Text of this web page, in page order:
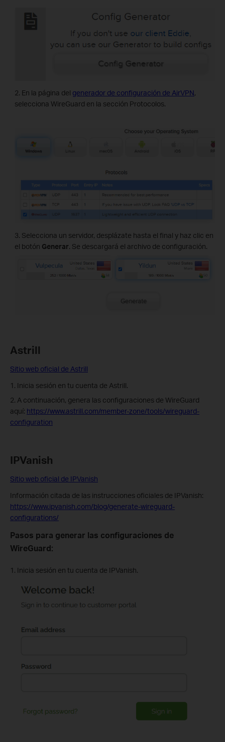
2. En la página del generador de configuración de AirVPN,
selecciona WireGuard en la sección Protocolos.
3. Selecciona un servidor, desplázate hasta el final y haz clic en
el botón Generar. Se descargará el archivo de configuración.
Astrill
Sitio web oficial de Astrill
1. Inicia sesión en tu cuenta de Astrill.
2. A continuación, genera las configuraciones de WireGuard
aquí: https://www.astrill.com/member-zone/tools/wireguard-
configuration
IPVanish
Sitio web oficial de IPVanish
Información citada de las instrucciones oficiales de IPVanish:
https://www.ipvanish.com/blog/generate-wireguard-
configurations/
Pasos para generar las configuraciones de
WireGuard:
1. Inicia sesión en tu cuenta de IPVanish.